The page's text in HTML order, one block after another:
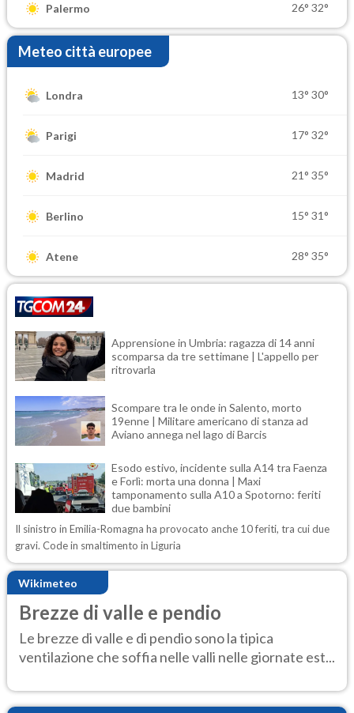
Palermo 26° 32°
Meteo città europee
Londra 13° 30°
Parigi 17° 32°
Madrid 21° 35°
Berlino 15° 31°
Atene 28° 35°
Apprensione in Umbria: ragazza di 14 anni
scomparsa da tre settimane | L'appello per
ritrovarla
Scompare tra le onde in Salento, morto
19enne | Militare americano di stanza ad
Aviano annega nel lago di Barcis
Esodo estivo, incidente sulla A14 tra Faenza
e Forlì: morta una donna | Maxi
tamponamento sulla A10 a Spotorno: feriti
due bambini
Il sinistro in Emilia-Romagna ha provocato anche 10 feriti, tra cui due
gravi. Code in smaltimento in Liguria
Wikimeteo
Brezze di valle e pendio
Le brezze di valle e di pendio sono la tipica
ventilazione che soffia nelle valli nelle giornate est...